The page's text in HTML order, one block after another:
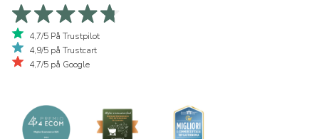
4,7/5 På Trustpilot
4,9/5 på Trustcart
4,7/5 på Google